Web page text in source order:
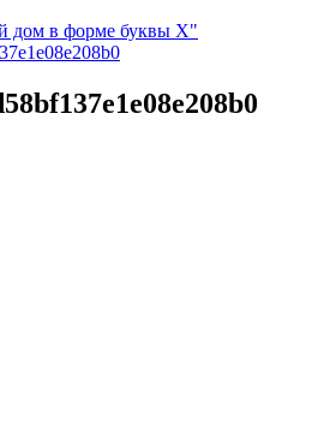
дом в форме буквы X"